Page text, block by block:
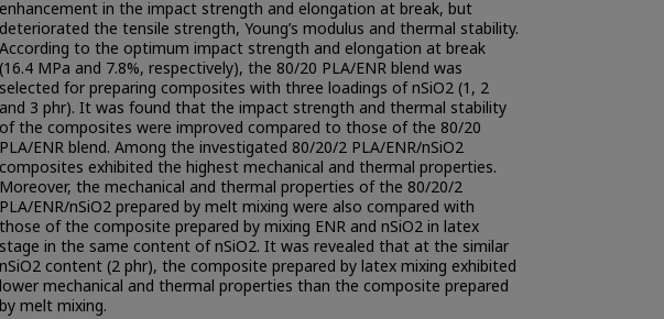
enhancement in the impact strength and elongation at break, but
deteriorated the tensile strength, Young’s modulus and thermal stability.
According to the optimum impact strength and elongation at break
(16.4 MPa and 7.8%, respectively), the 80/20 PLA/ENR blend was
selected for preparing composites with three loadings of nSiO2 (1, 2
and 3 phr). It was found that the impact strength and thermal stability
of the composites were improved compared to those of the 80/20
PLA/ENR blend. Among the investigated 80/20/2 PLA/ENR/nSiO2
composites exhibited the highest mechanical and thermal properties.
Moreover, the mechanical and thermal properties of the 80/20/2
PLA/ENR/nSiO2 prepared by melt mixing were also compared with
those of the composite prepared by mixing ENR and nSiO2 in latex
stage in the same content of nSiO2. It was revealed that at the similar
nSiO2 content (2 phr), the composite prepared by latex mixing exhibited
lower mechanical and thermal properties than the composite prepared
by melt mixing.